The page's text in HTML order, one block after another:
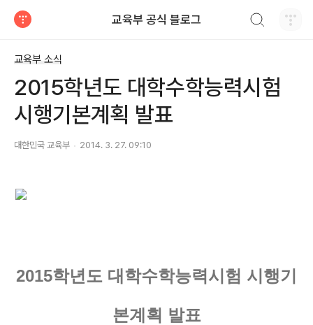
교육부 공식 블로그
교육부 소식
2015학년도 대학수학능력시험
시행기본계획 발표
대한민국 교육부 2014. 3. 27. 09:10
2015학년도 대학수학능력시험 시행기
본계획 발표